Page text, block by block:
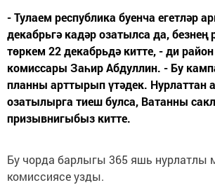
- Тулаем республика буенча егетләр
декабрьгә кадәр озатылса да, безнең
төркем 22 декабрьдә китте, - ди
комиссары Заһир Абдуллин. - Бу
планны арттырып үтәдек. Нурлаттан
озатылырга тиеш булса, Ватанны
призывнигыбыз китте.
Бу чорда барлыгы 365 яшь нурлатлы
комиссиясе узды.